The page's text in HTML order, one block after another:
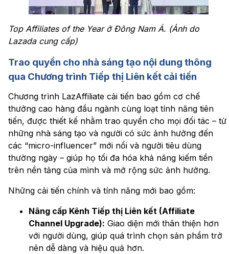
Top Affiliates of the Year ở Đông Nam Á. (Ảnh do
Lazada cung cấp)
Trao quyền cho nhà sáng tạo nội dung thông
qua Chương trình Tiếp thị Liên kết cải tiến
Chương trình LazAffiliate cải tiến bao gồm cơ chế
thưởng cao hàng đầu ngành cùng loạt tính năng tiên
tiến, được thiết kế nhằm trao quyền cho mọi đối tác – từ
những nhà sáng tạo và người có sức ảnh hưởng đến
các “micro-influencer” mới nổi và người tiêu dùng
thường ngày – giúp họ tối đa hóa khả năng kiếm tiền
trên nền tảng của mình và mở rộng sức ảnh hưởng.
Những cải tiến chính và tính năng mới bao gồm:
Nâng cấp Kênh Tiếp thị Liên kết (Affiliate
Channel Upgrade): Giao diện mới thân thiện hơn
với người dùng, giúp quá trình chọn sản phẩm trở
nên dễ dàng và hiệu quả hơn.